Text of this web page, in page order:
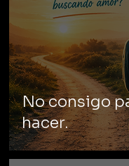
No consigo
hacer.